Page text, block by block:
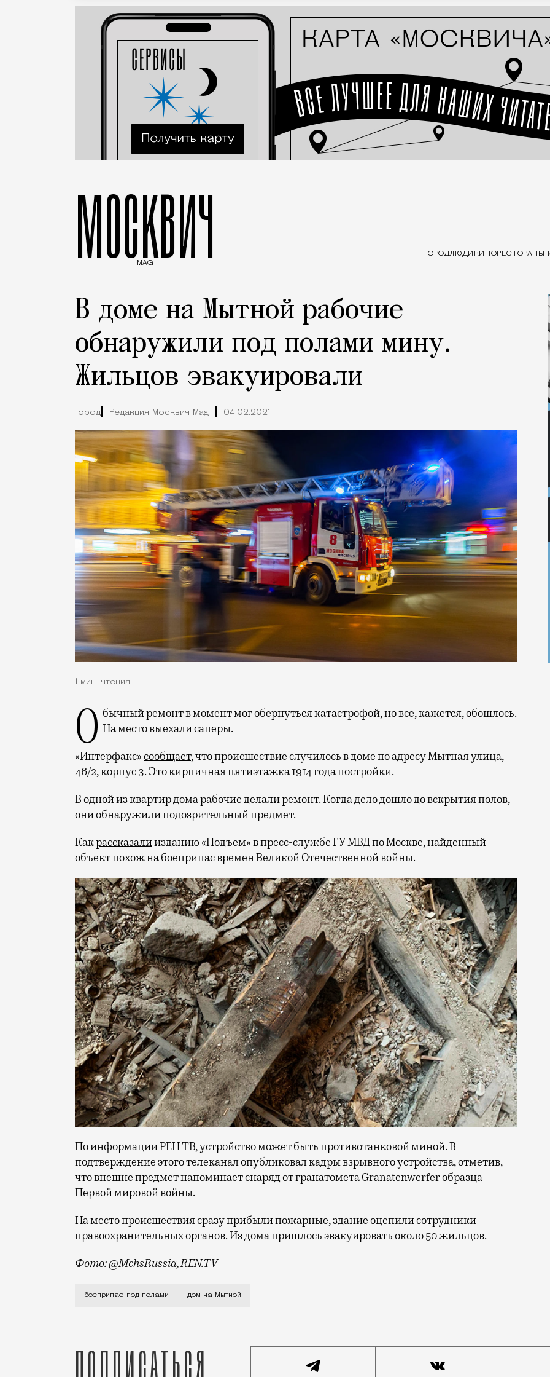
МОСКВИЧ
MAG
ГОРОДЛЮДИ КИНОРЕСТОРАНЫ
В доме на Мытной рабочие
обнаружили под полами мину.
Жильцов эвакуировали
Город Редакция Москвич Mag 04.02.2021
1 мин. чтения
Обычный ремонт в момент мог обернуться катастрофой, но все, кажется, обошлось. На место выехали саперы.
«Интерфакс»сообщает, что происшествие случилось в доме по адресу Мытная улица,
46/2, корпус 3. Это кирпичная пятиэтажка 1914 года постройки.
В одной из квартир дома рабочие делали ремонт. Когда дело дошло до вскрытия полов,
они обнаружили подозрительный предмет.
Какрассказалиизданию «Подъем» в пресс-службе ГУ МВД по Москве, найденный
объект похож на боеприпас времен Великой Отечественной войны.
ПоинформацииРЕН ТВ, устройство может быть противотанковой миной. В
подтверждение этого телеканал опубликовал кадры взрывного устройства, отметив,
что внешне предмет напоминает снаряд от гранатомета Granatenwerfer образца
Первой мировой войны.
На место происшествия сразу прибыли пожарные, здание оцепили сотрудники
правоохранительных органов. Из дома пришлось эвакуировать около 50 жильцов.
Фото: @MchsRussia, REN.TV
Обычный ремонт в момент мог обернуться катастрофой, но все, кажется, обошлось. На
боеприпас под полами дом на Мытной
Подписаться